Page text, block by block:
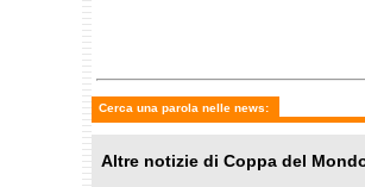
Cerca una parola nelle news:
Altre notizie di Coppa del